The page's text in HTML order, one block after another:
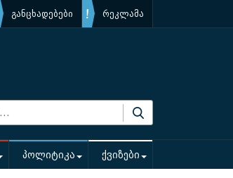
განცხადებები რეკლამა
პოლიტიკა ქვიზები